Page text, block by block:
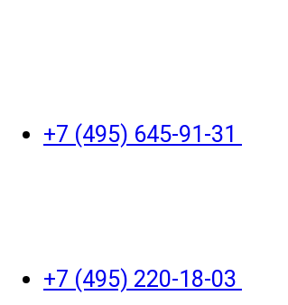
+7 (495) 645-91-31
+7 (495) 220-18-03